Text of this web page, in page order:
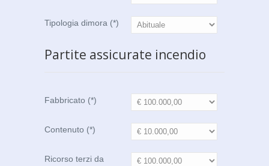
Tipologia dimora (*)
Partite assicurate incendio
Fabbricato (*)
Contenuto (*)
Ricorso terzi da